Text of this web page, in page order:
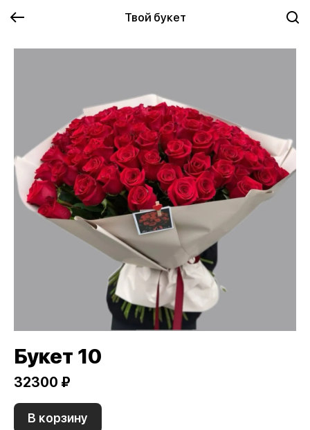
Твой букет
Букет 10
32300 ₽
В корзину